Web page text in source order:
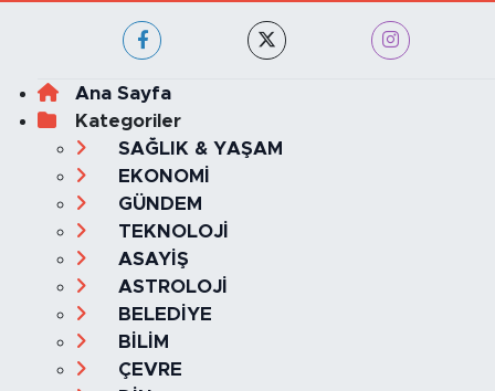
Ana Sayfa
Kategoriler
SAĞLIK & YAŞAM
EKONOMİ
GÜNDEM
TEKNOLOJİ
ASAYİŞ
ASTROLOJİ
BELEDİYE
BİLİM
ÇEVRE